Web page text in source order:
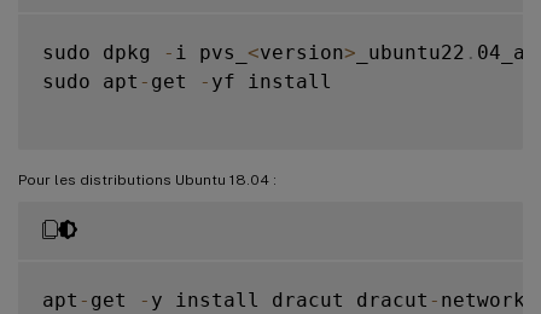
sudo dpkg - i pvs_ <version> _ubuntu22 .
sudo apt - get - yf install
Pour les distributions Ubuntu 18.04 :
apt - get - y install dracut dracut - network